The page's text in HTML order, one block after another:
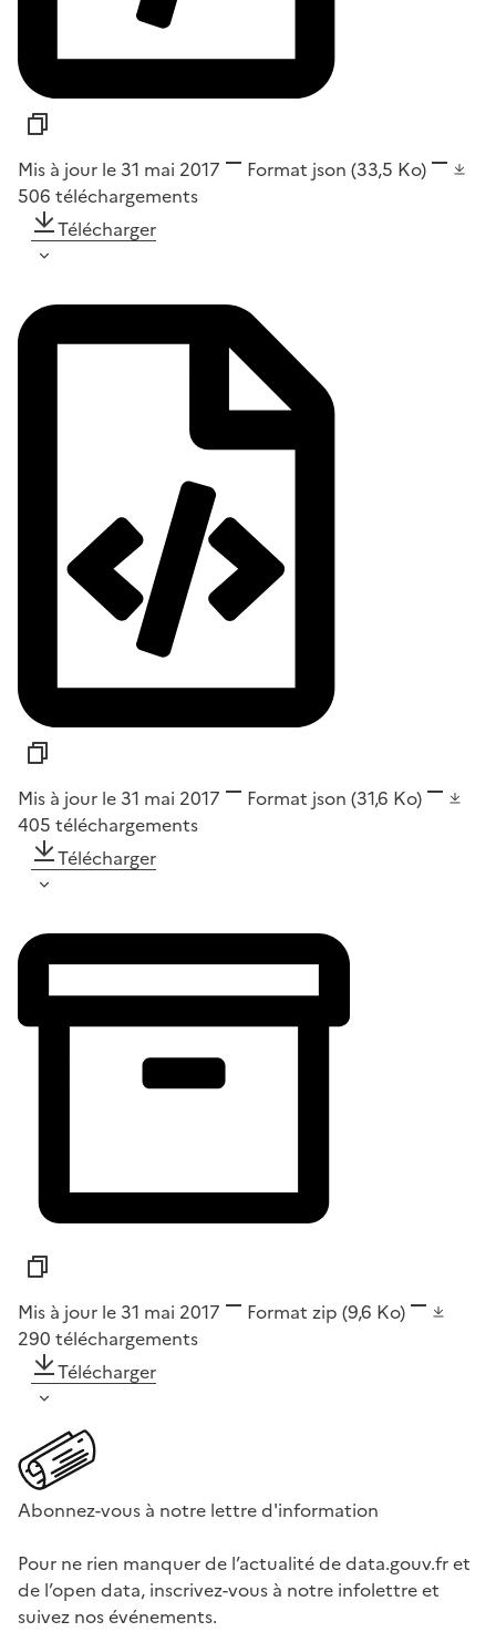
Mis à jour le 31 mai 2017 Format json (33,5 Ko)
506 téléchargements
Télécharger
Mis à jour le 31 mai 2017 Format json (31,6 Ko)
405 téléchargements
Télécharger
Mis à jour le 31 mai 2017 Format zip (9,6 Ko)
290 téléchargements
Télécharger
Abonnez-vous à notre lettre d'information
Pour ne rien manquer de l’actualité de data.gouv.fr et
de l’open data, inscrivez-vous à notre infolettre et
suivez nos événements.